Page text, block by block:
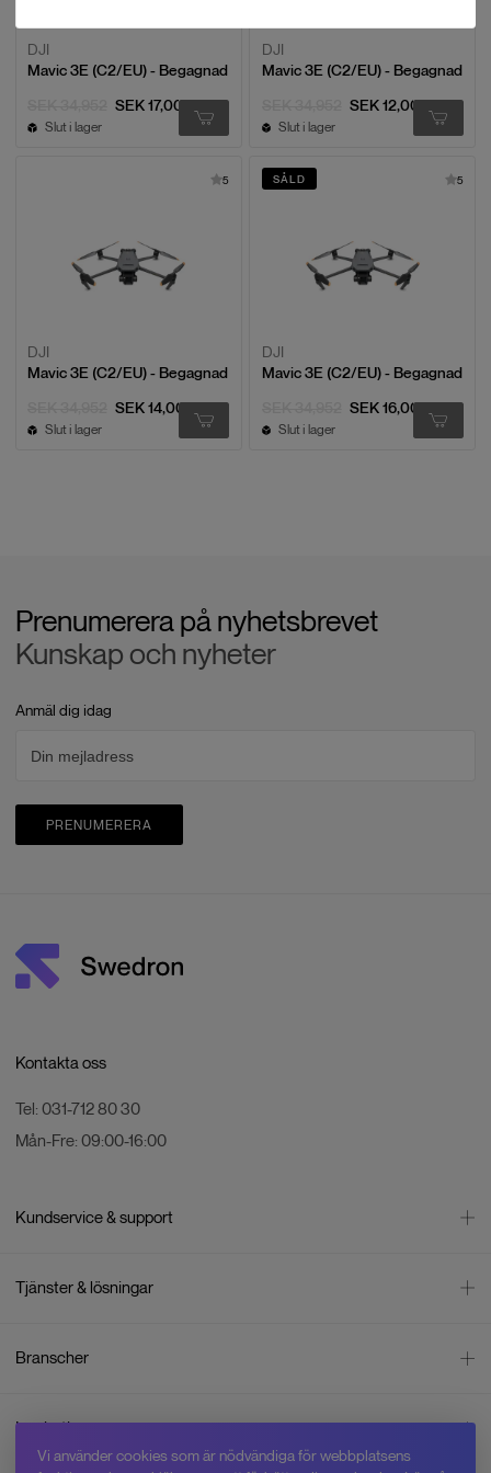
DJI
Mavic 3E (C2/EU) - Begagnad
SEK 17,000
Slut i lager
DJI
Mavic 3E (C2/EU) - Begagnad
SEK 12,000
Slut i lager
5
DJI
Mavic 3E (C2/EU) - Begagnad
SEK 14,000
Slut i lager
5
SÅLD
DJI
Mavic 3E (C2/EU) - Begagnad
SEK 16,000
Slut i lager
Prenumerera på nyhetsbrevet
Kunskap och nyheter
Anmäl dig idag
PRENUMERERA
Kontakta oss
Tel: 031-712 80 30
Mån-Fre: 09:00-16:00
Kundservice & support
Leverans
Reklamation & återköp
Integritetspolicy
Cookiepolicy
Tjänster & lösningar
Företagsrådgivning
Företagsleasing
Hyr drönare
Branscher
Skogsbruk
Inspiration
Vi använder cookies som är nödvändiga för webbplatsens